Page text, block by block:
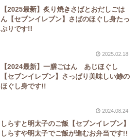
【2025最新】炙り焼きさばとおだしごは
ん【セブンイレブン】さばのほぐし身たっ
ぷりです!!
2025.02.18
【2024最新】一膳ごはん あじほぐし
【セブンイレブン】さっぱり美味しい鯵の
ほぐし身です!!
2024.08.24
しらすと明太子のご飯【セブンイレブン】
しらすや明太子でご飯が進むお弁当です!!